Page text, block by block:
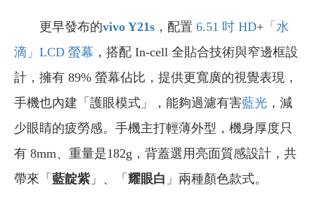
更早發布的vivo Y21s ，配置 6.51 吋 HD+ 「水
滴」 LCD 螢幕 ，搭配 In-cell 全貼合技術與窄邊框設
計，擁有 89% 螢幕佔比，提供更寬廣的視覺表現，
手機也內建「護眼模式」，能夠過濾有害藍光 ，減
少眼睛的疲勞感。手機主打輕薄外型，機身厚度只
有 8mm、重量是182g，背蓋選用亮面質感設計，共
帶來「 藍靛紫」、「 耀眼白 」兩種顏色款式。